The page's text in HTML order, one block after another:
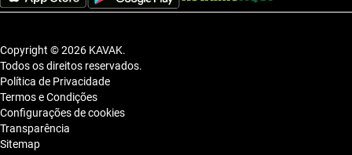
Copyright © 2026 KAVAK.
Todos os direitos reservados.
Política de Privacidade
Termos e Condições
Configurações de cookies
Transparência
Sitemap